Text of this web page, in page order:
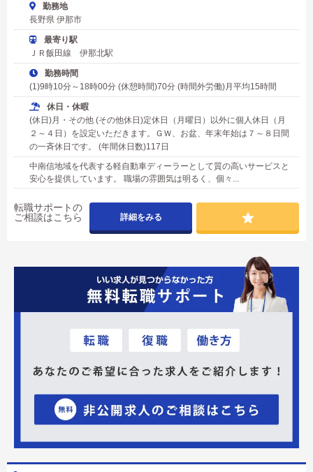
勤務地
長野県 伊那市
最寄り駅
ＪＲ飯田線 伊那北駅
勤務時間
(1)9時10分～18時00分 (休憩時間)70分 (時間外労働)月平均15時間
休日・休暇
(休日)月・その他 (その他休日)定休日（月曜日）以外に個人休日（月
２～４日）を設定いただきます。ＧＷ、お盆、年末年始は７～８日間
の一斉休日です。 (年間休日数)117日
中南信地域を代表する軽自動車ディーラーとして質の高いサービスと
安心を提供しています。 職場の雰囲気は明るく、個々...
転職サポートの
ご相談はこちら
詳細をみる